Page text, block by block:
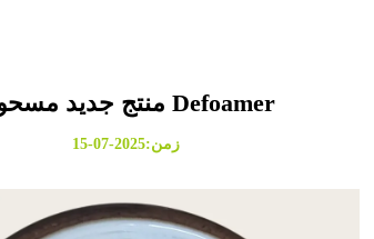
منتج جديد مسحوق Defoamer
زمن:2025-07-15